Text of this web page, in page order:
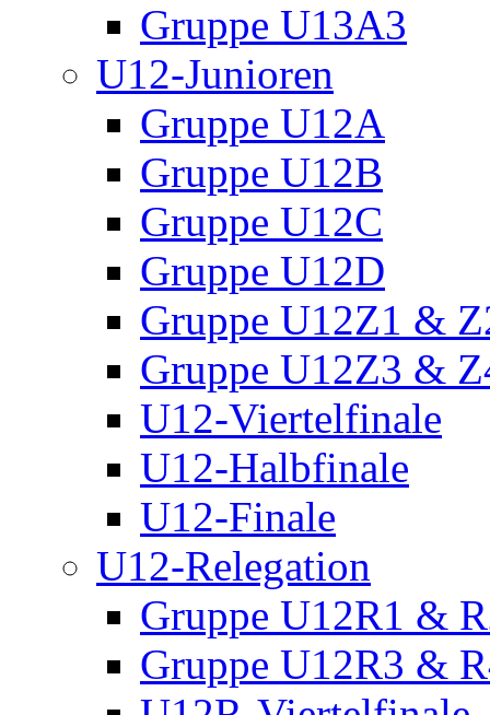
Gruppe U13A3
U12-Junioren
Gruppe U12A
Gruppe U12B
Gruppe U12C
Gruppe U12D
Gruppe U12Z1 &
Gruppe U12Z3 &
U12-Viertelfinale
U12-Halbfinale
U12-Finale
U12-Relegation
Gruppe U12R1 &
Gruppe U12R3 &